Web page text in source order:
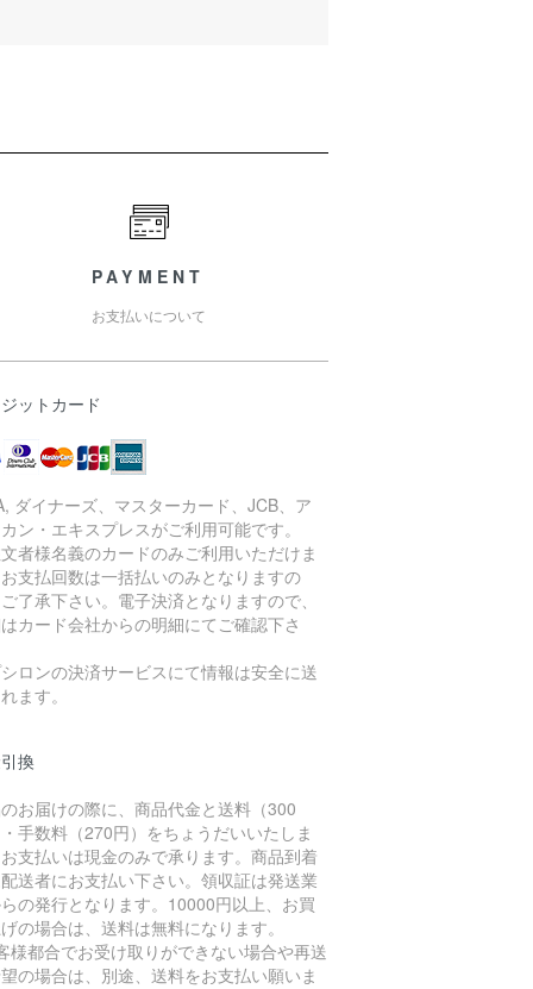
PAYMENT
お支払いについて
ットカード
ダイナーズ、マスターカード、JCB、ア
ン・エキスプレスがご利用可能です。
者様名義のカードのみご利用いただけま
支払回数は一括払いのみとなりますの
了承下さい。電子決済となりますので、
カード会社からの明細にてご確認下さ
ロンの決済サービスにて情報は安全に送
ます。
換
お届けの際に、商品代金と送料（300
手数料（270円）をちょうだいいたしま
支払いは現金のみで承ります。商品到着
送者にお支払い下さい。領収証は発送業
の発行となります。10000円以上、お買
の場合は、送料は無料になります。
様都合でお受け取りができない場合や再送
の場合は、別途、送料をお支払い願いま